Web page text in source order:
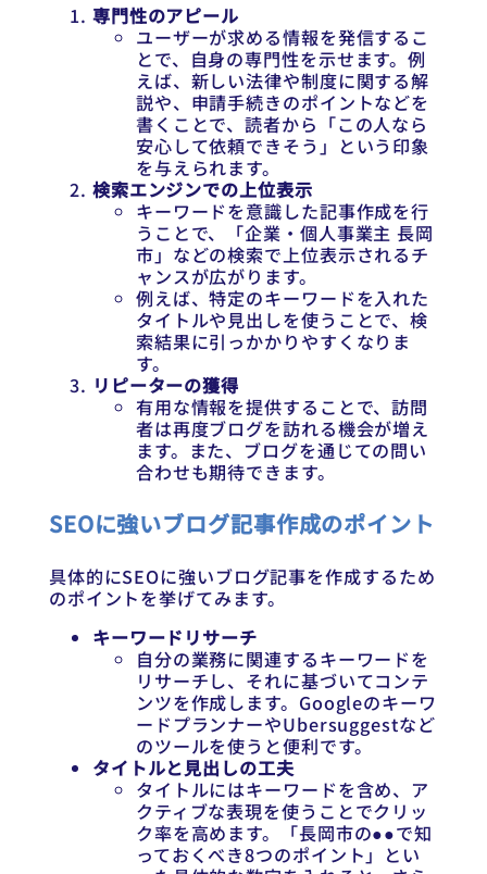
専門性のアピール
ユーザーが求める情報を発信するこ
とで、自身の専門性を示せます。例
えば、新しい法律や制度に関する解
説や、申請手続きのポイントなどを
書くことで、読者から「この人なら
安心して依頼できそう」という印象
を与えられます。
検索エンジンでの上位表示
キーワードを意識した記事作成を行
うことで、「企業・個人事業主 長岡
市」などの検索で上位表示されるチ
ャンスが広がります。
例えば、特定のキーワードを入れた
タイトルや見出しを使うことで、検
索結果に引っかかりやすくなりま
す。
リピーターの獲得
有用な情報を提供することで、訪問
者は再度ブログを訪れる機会が増え
ます。また、ブログを通じての問い
合わせも期待できます。
SEOに強いブログ記事作成のポイント
具体的にSEOに強いブログ記事を作成するため
のポイントを挙げてみます。
キーワードリサーチ
自分の業務に関連するキーワードを
リサーチし、それに基づいてコンテ
ンツを作成します。Googleのキーワ
ードプランナーやUbersuggestなど
のツールを使うと便利です。
タイトルと見出しの工夫
タイトルにはキーワードを含め、ア
クティブな表現を使うことでクリッ
ク率を高めます。「長岡市の●●で知
っておくべき8つのポイント」とい